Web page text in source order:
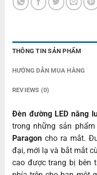
THÔNG TIN SẢN PHẨM
HƯỚNG DẪN MUA HÀNG
REVIEWS (0)
Đèn đường LED năng
trong những sản
Paragon cho ra mắt.
đại, mới lạ và bắt mắt
cao được trang bị bên